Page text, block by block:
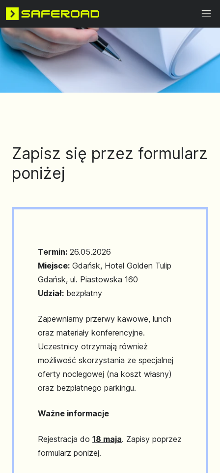
Zapisz się przez formularz
poniżej
Termin: 26.05.2026
Miejsce: Gdańsk, Hotel Golden Tulip
Gdańsk, ul. Piastowska 160
Udział: bezpłatny
Zapewniamy przerwy kawowe, lunch
oraz materiały konferencyjne.
Uczestnicy otrzymają również
możliwość skorzystania ze specjalnej
oferty noclegowej (na koszt własny)
oraz bezpłatnego parkingu.
Ważne informacje
Rejestracja do 18 maja. Zapisy poprzez
formularz poniżej.